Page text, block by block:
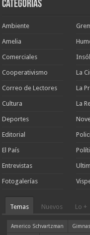
Categorias
Ambiente
Amelia
Comerciales
Cooperativismo
Correo de Lectores
Cultura
Deportes
Editorial
El País
Entrevistas
Fotogalerías
La
La
La
Temas Nuevos Lo +
Americo Schvartzman